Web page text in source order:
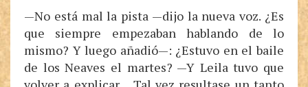
—No está mal la pista —dijo la nueva voz. ¿Es
que siempre empezaban hablando de lo
mismo? Y luego añadió—: ¿Estuvo en el baile
de los Neaves el martes? —Y Leila tuvo que